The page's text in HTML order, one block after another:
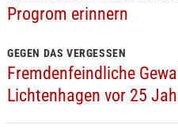
Progrom erinnern
GEGEN DAS VERGESSEN
Fremdenfeindliche
Lichtenhagen vor 25